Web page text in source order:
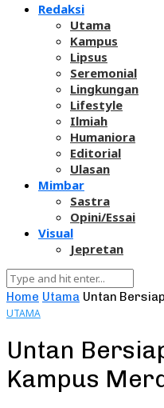
Redaksi
Utama
Kampus
Lipsus
Seremonial
Lingkungan
Lifestyle
Ilmiah
Humaniora
Editorial
Ulasan
Mimbar
Sastra
Opini/Essai
Visual
Jepretan
Home Utama Untan
UTAMA
Untan
Kampus